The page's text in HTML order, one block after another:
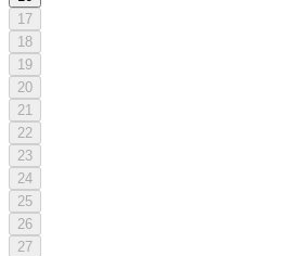
17
18
19
20
21
22
23
24
25
26
27